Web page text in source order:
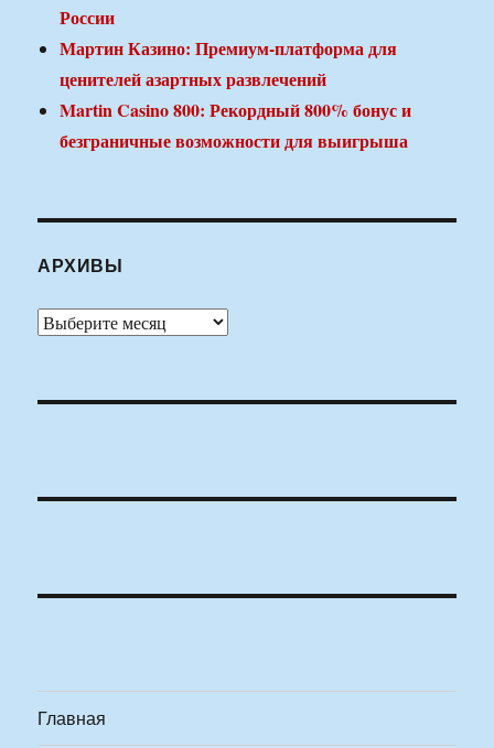
России
Мартин Казино: Премиум-платформа для
ценителей азартных развлечений
Martin Casino 800: Рекордный 800% бонус и
безграничные возможности для выигрыша
АРХИВЫ
Архивы
Главная